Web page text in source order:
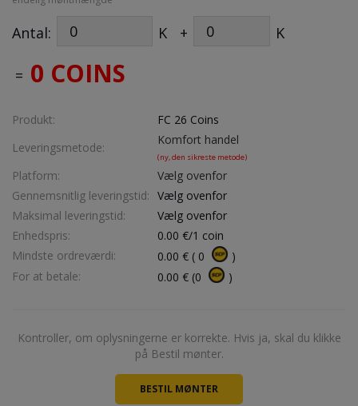
Antal: K + K
= 0 COINS
Produkt:
FC 26 Coins
Leveringsmetode:
Komfort handel
(ny, den sikreste metode)
Platform:
Vælg ovenfor
Gennemsnitlig leveringstid: Vælg ovenfor
Maksimal leveringstid:
Vælg ovenfor
Enhedspris:
0.00 €/1 coin
Mindste ordreværdi:
0.00 € ( 0
)
For at betale:
0.00 € (0 )
Kontroller, om oplysningerne er korrekte. Hvis ja, skal du klikke
på Bestil mønter.